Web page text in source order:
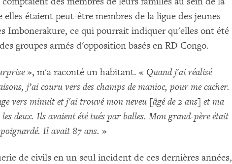
étaient peut-être membres de la ligue des jeunes
Imbonerakure, ce qui pourrait indiquer qu'elles ont été
groupes armés d'opposition basés en RD Congo.
», m'a raconté un habitant. « Quand j'ai réalisé
j’ai couru vers des champs de manioc, pour me cacher.
vers minuit et j'ai trouvé mon neveu [âgé de 2 ans] et ma
deux. Ils avaient été tués par balles. Mon grand-père était
Il avait 87 ans. »
de civils en un seul incident de ces dernières années,